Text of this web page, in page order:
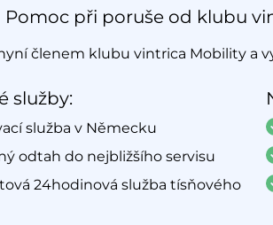
Pomoc při poruše od klubu
členem klubu vintrica Mobility a
služby:
služba v Německu
odtah do nejbližšího servisu
24hodinová služba tísňového